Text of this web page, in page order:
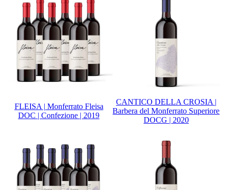
FLEISA | Monferrato Fleisa
DOC | Confezione | 2019
CANTICO DELLA CROSIA |
Barbera del Monferrato Superiore
DOCG | 2020